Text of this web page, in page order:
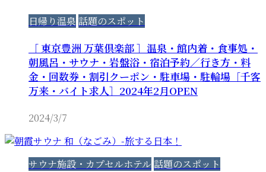
日帰り温泉 話題のスポット
［ 東京豊洲 万葉倶楽部 ］温泉・館内着・食事処・
朝風呂・サウナ・岩盤浴・宿泊予約／行き方・料
金・回数券・割引クーポン・駐車場・駐輪場［千客
万来・バイト求人］2024年2月OPEN
2024/3/7
サウナ施設・カプセルホテル 話題のスポット